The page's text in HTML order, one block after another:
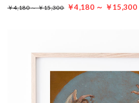
￥4,180 ～ ￥15,300 ￥4,180 ～ ￥15,300